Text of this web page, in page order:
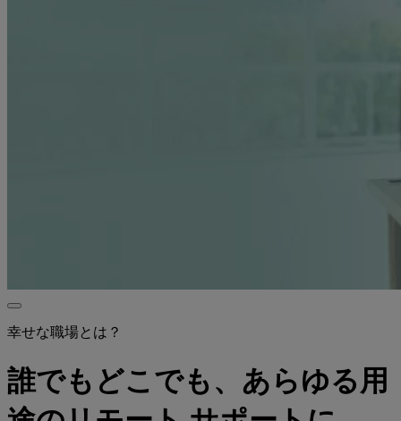
幸せな職場とは？
誰でもどこでも、あらゆる用